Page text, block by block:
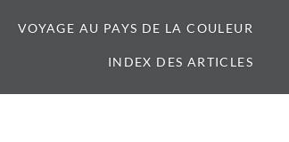
VOYAGE AU PAYS DE LA COULEUR
INDEX DES ARTICLES